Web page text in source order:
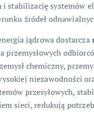
stabilizację systemów
źródeł
jądrowa dostarcza
chemiczny,
niezawodności
przesyłowych,
sieci, redukują